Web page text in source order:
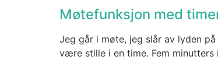
Møtefunksjon med
Jeg går i møte, jeg slår av lyden
være stil­le i en time. Fem minut­ters